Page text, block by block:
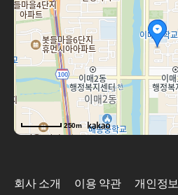
250m
회사 소개 이용 약관 개인정